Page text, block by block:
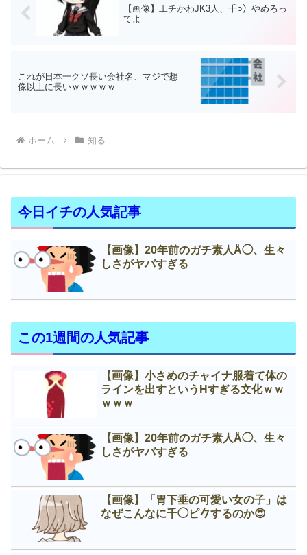
【画像】工チかわJK3人、千○冫やめろっ
てよ
これが日本一クソ長い会社名、マジで想
像以上に長いｗｗｗｗｗ
ホーム 知る
今日イチの人気記事
【画像】20年前のガチ素人Å◯、生々
しさがヤバすぎる
この1週間の人気記事
【画像】小さめのチャイナ服着て体の
ラインを出すというНすぎる文化ｗｗ
ｗｗｗ
【画像】20年前のガチ素人Å◯、生々
しさがヤバすぎる
【画像】「胃下垂の可愛い女の子」は
なぜこんなに千◯ピ𠂊するのか😍